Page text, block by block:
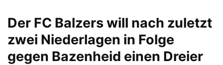
Der FC Balzers will nach zuletzt
zwei Niederlagen in Folge
gegen Bazenheid einen Dreier